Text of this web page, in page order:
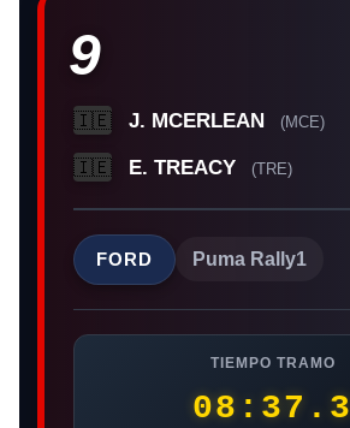
9
🇮🇪 J. MCERLEAN (MCE)
🇮🇪 E. TREACY (TRE)
FORD Puma Rally1
TIEMPO TRAMO
08:37.3